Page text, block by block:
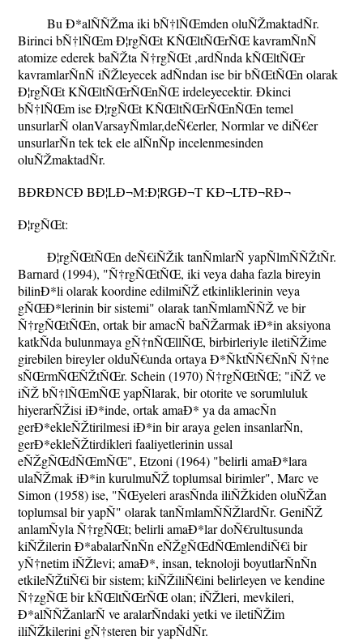
Bu Ð*alÑÑŽma iki bÑ†lÑŒmden oluÑŽmaktadÑr.
Birinci bÑ†lÑŒm Ð¦rgÑŒt KÑŒltÑŒrÑŒ kavramÑnÑ
atomize ederek baÑŽta Ñ†rgÑŒt ,ardÑnda kÑŒltÑŒr
kavramlarÑnÑ iÑŽleyecek adÑndan ise bir bÑŒtÑŒn olarak
Ð¦rgÑŒt KÑŒltÑŒrÑŒnÑŒ irdeleyecektir. Ð­kinci
bÑ†lÑŒm ise Ð¦rgÑŒt KÑŒltÑŒrÑŒnÑŒn temel
unsurlarÑ olanVarsayÑmlar,deÑ€erler, Normlar ve diÑ€er
unsurlarÑn tek tek ele alÑnÑp incelenmesinden
oluÑŽmaktadÑr.
BÐ­RÐ­NCÐ­ BÐ¦LÐ¬M:Ð¦RGÐ¬T KÐ¬LTÐ¬RÐ¬
Ð¦rgÑŒt:
Ð¦rgÑŒtÑŒn deÑ€iÑŽik tanÑmlarÑ yapÑlmÑÑŽtÑr.
Barnard (1994), "Ñ†rgÑŒtÑŒ, iki veya daha fazla bireyin
bilinÐ*li olarak koordine edilmiÑŽ etkinliklerinin veya
gÑŒÐ*lerinin bir sistemi" olarak tanÑmlamÑÑŽ ve bir
Ñ†rgÑŒtÑŒn, ortak bir amacÑ baÑŽarmak iÐ*in aksiyona
katkÑda bulunmaya gÑ†nÑŒllÑŒ, birbirleriyle iletiÑŽime
girebilen bireyler olduÑ€unda ortaya Ð*ÑktÑÑ€ÑnÑ Ñ†ne
sÑŒrmÑŒÑŽtÑŒr. Schein (1970) Ñ†rgÑŒtÑŒ; "iÑŽ ve
iÑŽ bÑ†lÑŒmÑŒ yapÑlarak, bir otorite ve sorumluluk
hiyerarÑŽisi iÐ*inde, ortak amaÐ* ya da amacÑn
gerÐ*ekleÑŽtirilmesi iÐ*in bir araya gelen insanlarÑn,
gerÐ*ekleÑŽtirdikleri faaliyetlerinin ussal
eÑŽgÑŒdÑŒmÑŒ", Etzoni (1964) "belirli amaÐ*lara
ulaÑŽmak iÐ*in kurulmuÑŽ toplumsal birimler", Marc ve
Simon (1958) ise, "ÑŒyeleri arasÑnda iliÑŽkiden oluÑŽan
toplumsal bir yapÑ" olarak tanÑmlamÑÑŽlardÑr. GeniÑŽ
anlamÑyla Ñ†rgÑŒt; belirli amaÐ*lar doÑ€rultusunda
kiÑŽilerin Ð*abalarÑnÑn eÑŽgÑŒdÑŒmlendiÑ€i bir
yÑ†netim iÑŽlevi; amaÐ*, insan, teknoloji boyutlarÑnÑn
etkileÑŽtiÑ€i bir sistem; kiÑŽiliÑ€ini belirleyen ve kendine
Ñ†zgÑŒ bir kÑŒltÑŒrÑŒ olan; iÑŽleri, mevkileri,
Ð*alÑÑŽanlarÑ ve aralarÑndaki yetki ve iletiÑŽim
iliÑŽkilerini gÑ†steren bir yapÑdÑr.